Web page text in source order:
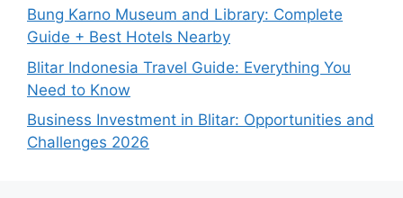
Bung Karno Museum and Library: Complete
Guide + Best Hotels Nearby
Blitar Indonesia Travel Guide: Everything You
Need to Know
Business Investment in Blitar: Opportunities and
Challenges 2026